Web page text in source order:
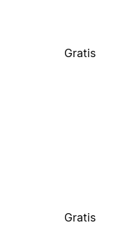
Gratis
Gratis